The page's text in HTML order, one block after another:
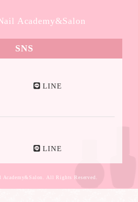
Academy&Salon
SNS
LINE
LINE
. All Rights Reserved.